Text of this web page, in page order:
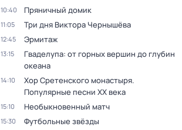
10:40 Пряничный домик
11:05 Три дня Виктора Чернышёва
12:45 Эрмитаж
13:15
Гваделупа: от горных вершин до глубин
океана
14:10
Хор Сретенского монастыря.
Популярные песни XX века
15:10 Необыкновенный матч
15:30 Футбольные звёзды